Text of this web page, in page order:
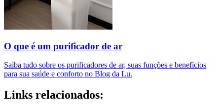
O que é um purificador de ar​
Saiba tudo sobre os purificadores de ar, suas funções e benefícios
para sua saúde e conforto no Blog da Lu.
Links relacionados: